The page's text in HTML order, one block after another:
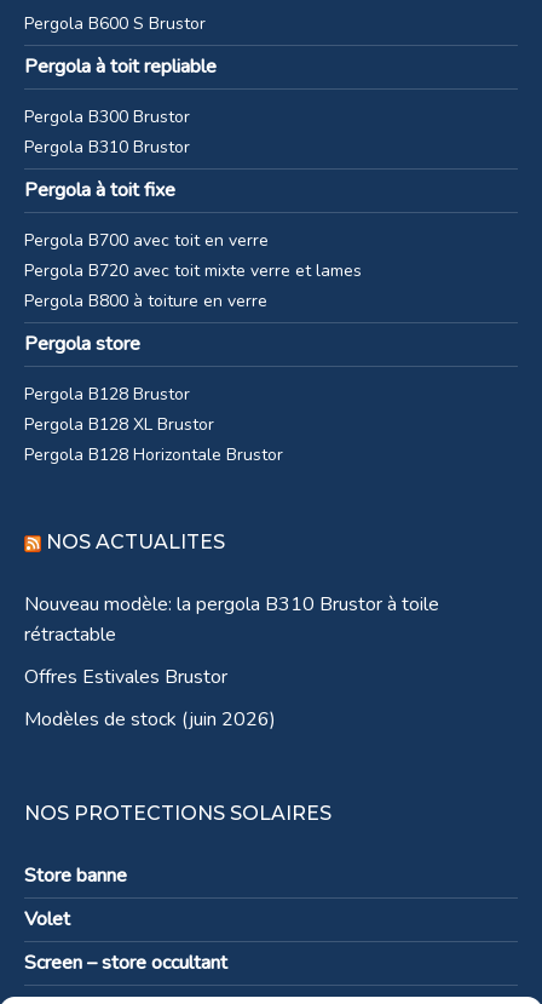
Pergola B600 S Brustor
Pergola à toit repliable
Pergola B300 Brustor
Pergola B310 Brustor
Pergola à toit fixe
Pergola B700 avec toit en verre
Pergola B720 avec toit mixte verre et lames
Pergola B800 à toiture en verre
Pergola store
Pergola B128 Brustor
Pergola B128 XL Brustor
Pergola B128 Horizontale Brustor
NOS ACTUALITES
Nouveau modèle: la pergola B310 Brustor à toile
rétractable
Offres Estivales Brustor
Modèles de stock (juin 2026)
NOS PROTECTIONS SOLAIRES
Store banne
Volet
Screen – store occultant